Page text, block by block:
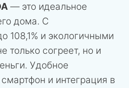
— это идеальное
дома. С
108,1% и экологичными
только согреет, но и
Удобное
и интеграция в